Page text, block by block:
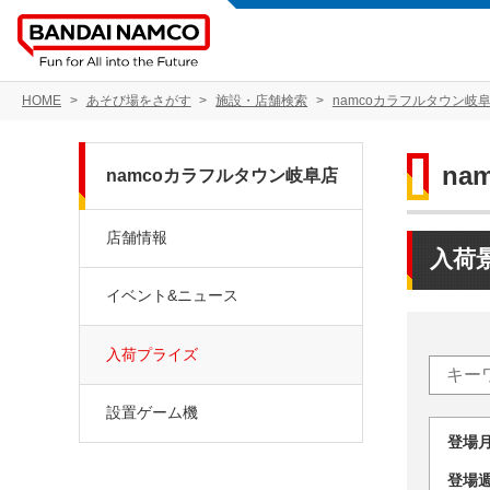
HOME あそび場をさがす 施設・店舗検索 namcoカラフルタウン岐
入荷
登
登
namcoカラフルタウン岐阜店
店舗情報
イベント&ニュース
入荷プライズ
設置ゲーム機